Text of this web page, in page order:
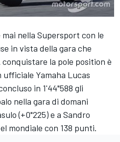
nella Supersport con le
in vista della gara che
la pole position è
Yamaha Lucas
in 1'44"588 gli
nella gara di domani
(+0"225) e a Sandro
mondiale con 138 punti.